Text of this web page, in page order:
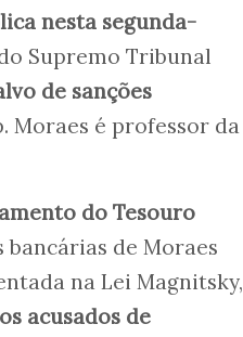
nesta segunda-
Supremo Tribunal
de sanções
Moraes é professor da
do Tesouro
de Moraes
na Lei Magnitsky,
acusados de